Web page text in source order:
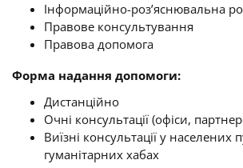
Інформаційно-роз’яснювальна
Правове консультування
Правова допомога
Форма надання допомоги:
Дистанційно
Очні консультації (офіси,
Виїзні консультації у населених
гуманітарних хабах